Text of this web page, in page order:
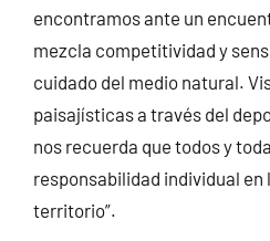
encontramos ante un
mezcla competitividad y
cuidado del medio natural.
paisajísticas a través del
nos recuerda que todos y
responsabilidad individual
territorio”.